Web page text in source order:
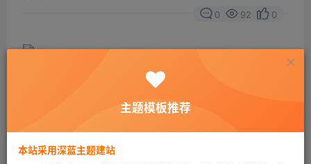
0 92 0
在电商快速成长的年代，似乎任何行业都被这个后辈冲击
得“昏了头。”从上世纪90年代开始出现旅行社门店，参团
旅行逐步成长起来。经过这些年的成长，旅行社门店也在
主题模板推荐
本站采用深蓝主题建站